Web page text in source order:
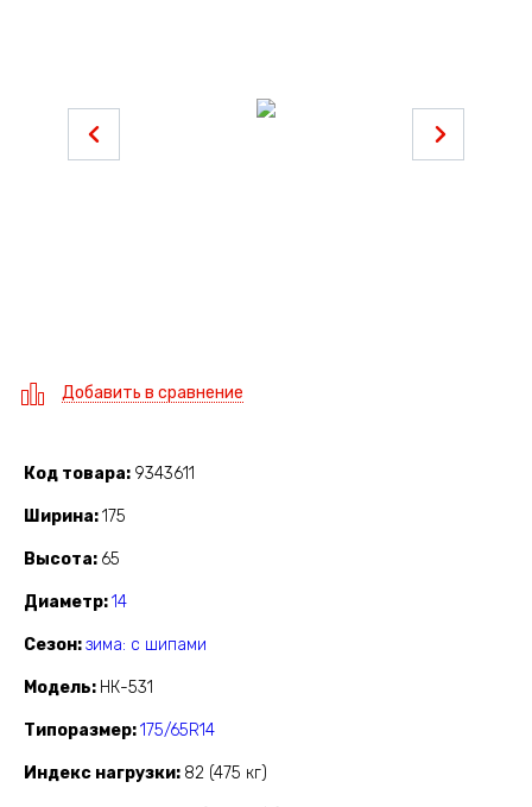
Добавить в сравнение
Код товара 9343611
Ширина 175
Высота 65
Диаметр 14
Сезон зима: с шипами
Модель НК-531
Типоразмер 175/65R14
Индекс нагрузки 82 (475 кг)